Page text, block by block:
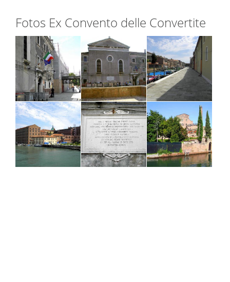
Fotos Ex Convento delle Convertite